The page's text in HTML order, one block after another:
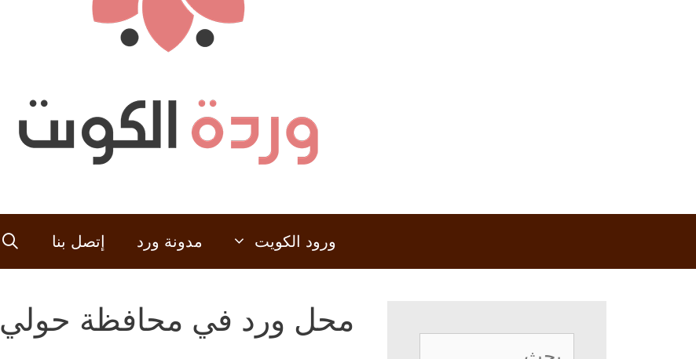
ورود الكويت مدونة ورد إتصل بنا
محل ورد في محافظة حولي
البحث